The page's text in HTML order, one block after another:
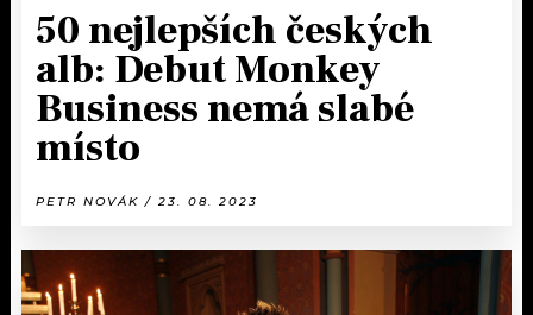
50 nejlepších českých
alb: Debut Monkey
Business nemá slabé
místo
PETR NOVÁK / 23. 08. 2023